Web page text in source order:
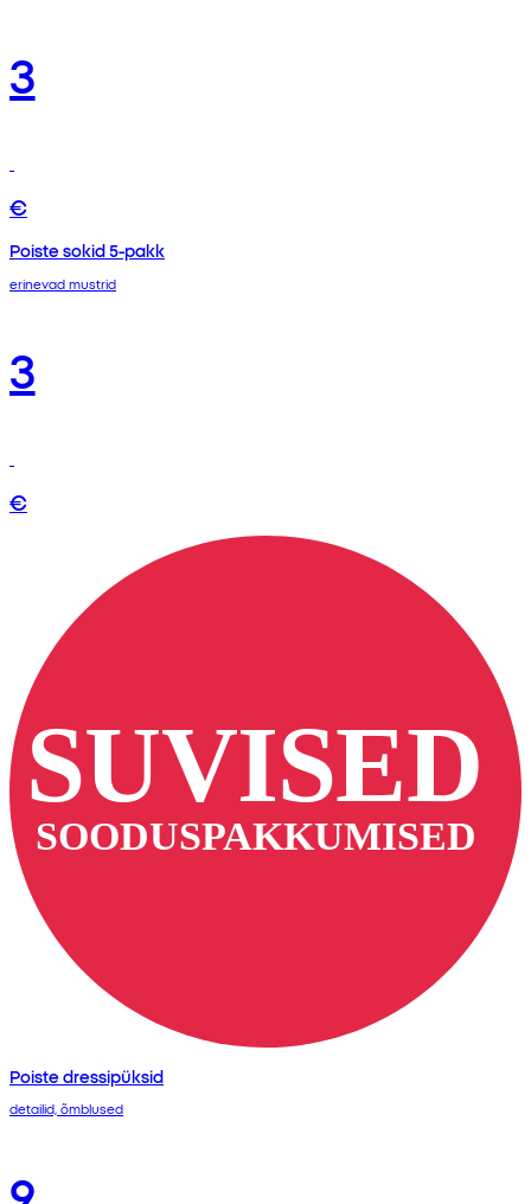
3
€
Poiste sokid 5-pakk
erinevad mustrid
3
€
Poiste dressipüksid
detailid, õmblused